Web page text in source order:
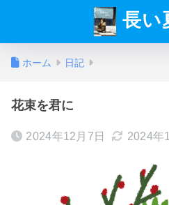
長い
ホーム 日記
花束を君に
2024年12月7日 2024年